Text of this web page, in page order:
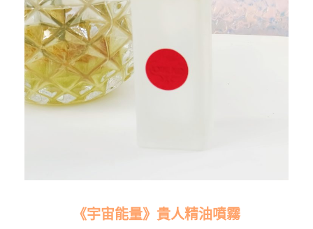
《宇宙能量》貴人精油噴霧